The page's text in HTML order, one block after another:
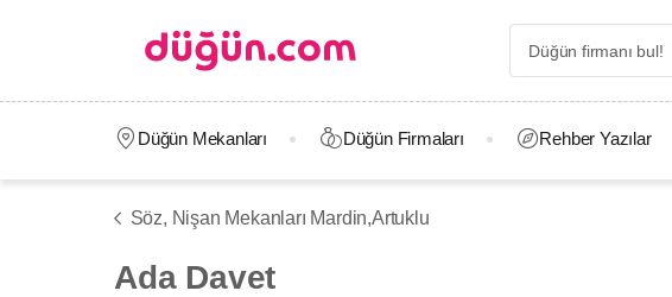
Düğün Mekanları Düğün Firmaları Rehber Yazılar
Söz, Nişan Mekanları Mardin,Artuklu
Ada Davet